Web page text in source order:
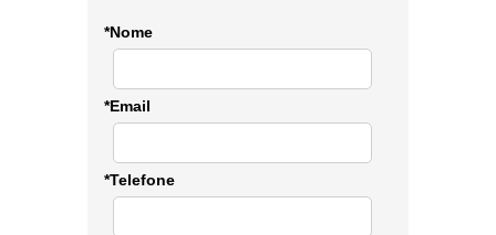
*Nome
*Email
*Telefone